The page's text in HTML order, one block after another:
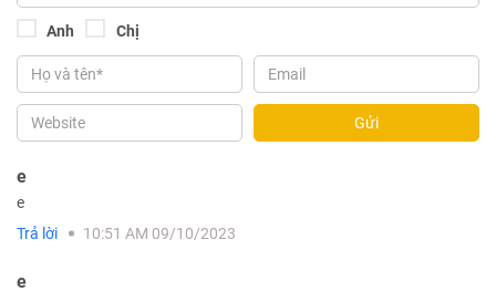
Anh Chị
Gửi
e
e
Trả lời
10:51 AM 09/10/2023
e